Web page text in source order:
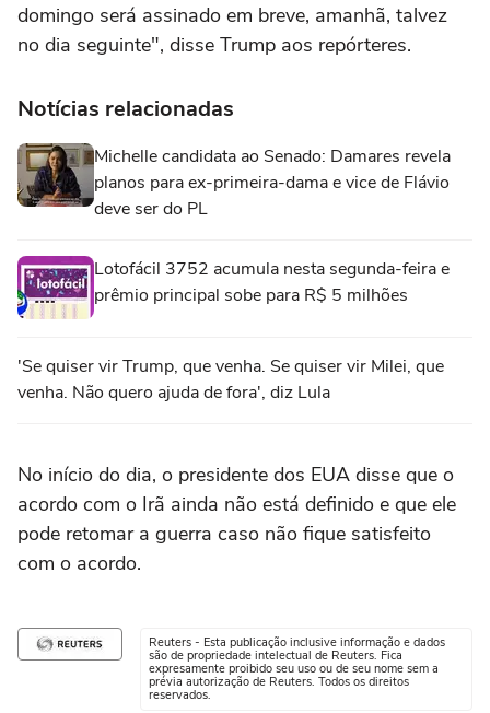
‌domingo ⁠será ⁠assinado em breve, ⁠amanhã, talvez
‌no ‌dia seguinte", disse Trump aos repórteres.
Notícias relacionadas
Michelle candidata ao Senado: Damares revela
planos para ex-primeira-dama e vice de Flávio
deve ser do PL
Lotofácil 3752 acumula nesta segunda-feira e
prêmio principal sobe para R$ 5 milhões
'Se quiser vir Trump, que venha. Se quiser vir Milei, que
venha. Não quero ajuda de fora', diz Lula
No início do ⁠dia, o presidente dos EUA disse que ‌o
acordo com o Irã ainda ⁠não está definido e que ele
pode retomar a guerra caso não fique satisfeito
com o acordo.
Reuters - Esta publicação inclusive informação e dados
são de propriedade intelectual de Reuters. Fica
expresamente proibido seu uso ou de seu nome sem a
prévia autorização de Reuters. Todos os direitos
reservados.